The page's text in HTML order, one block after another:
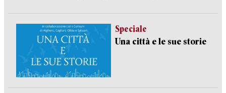
Speciale
Una città e le sue storie